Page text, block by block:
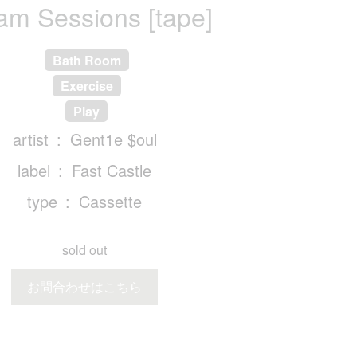
Sessions [tape]
Bath Room
Exercise
Play
artist
Gent1e $oul
label
Fast Castle
type
Cassette
sold out
お問合わせはこちら